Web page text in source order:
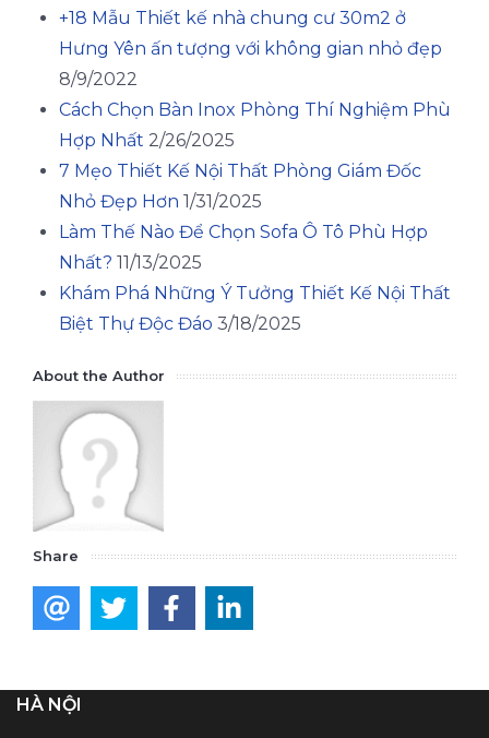
+18 Mẫu Thiết kế nhà chung cư 30m2 ở
Hưng Yên ấn tượng với không gian nhỏ đẹp
8/9/2022
Cách Chọn Bàn Inox Phòng Thí Nghiệm Phù
Hợp Nhất 2/26/2025
7 Mẹo Thiết Kế Nội Thất Phòng Giám Đốc
Nhỏ Đẹp Hơn 1/31/2025
Làm Thế Nào Để Chọn Sofa Ô Tô Phù Hợp
Nhất? 11/13/2025
Khám Phá Những Ý Tưởng Thiết Kế Nội Thất
Biệt Thự Độc Đáo 3/18/2025
About the Author
Share
HÀ NỘI